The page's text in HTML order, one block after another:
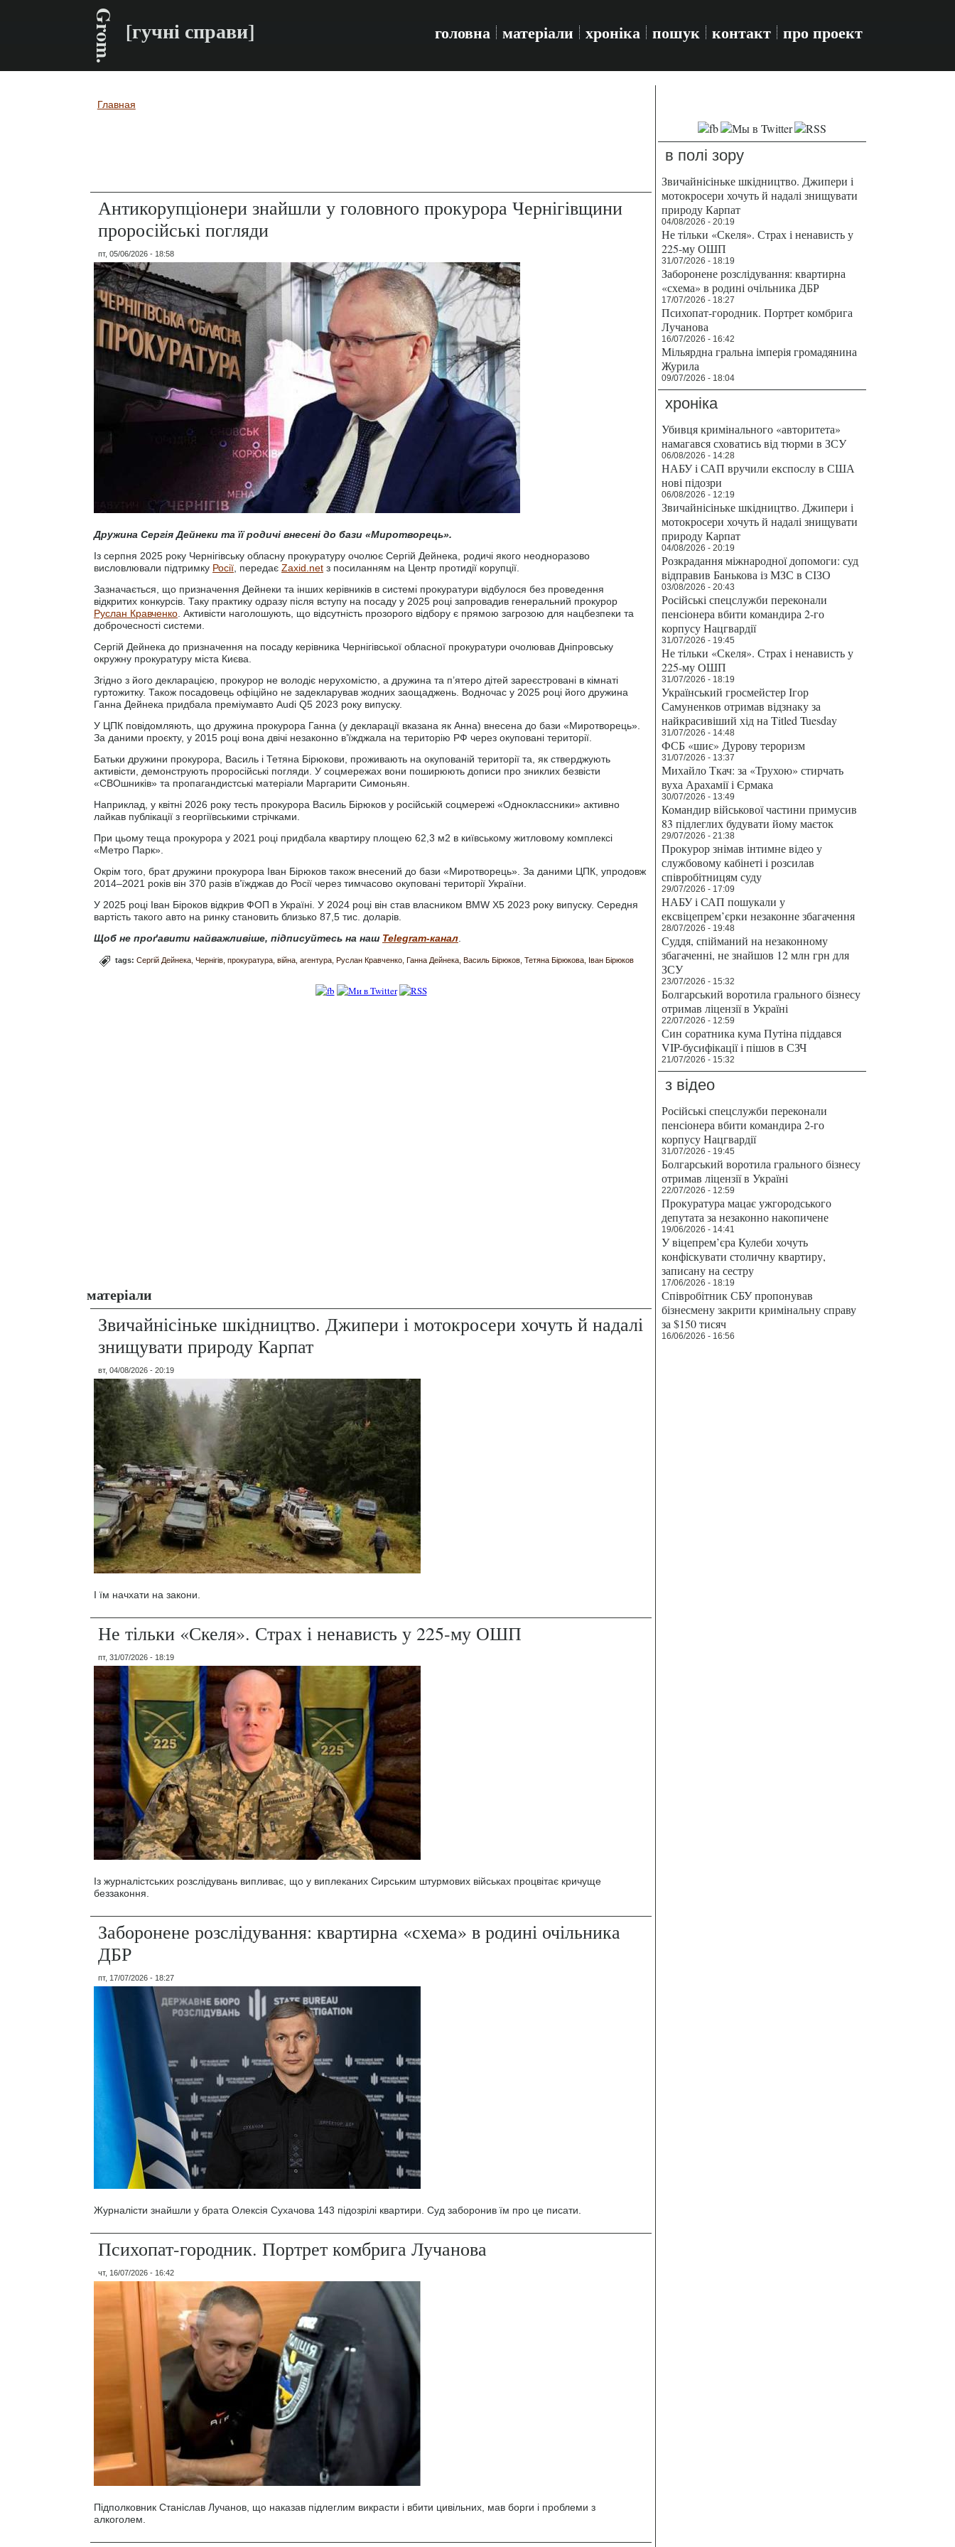
Grom. [гучні справи] головна матеріали хроніка пошук контакт про проект
Вы здесь
Главная
Антикорупціонери знайшли у головного прокурора Чернігівщини
проросійські погляди
пт, 05/06/2026 - 18:58
Дружина Сергія Дейнеки та її родичі внесені до бази «Миротворець».
Із серпня 2025 року Чернігівську обласну прокуратуру очолює Сергій Дейнека, родичі якого неодноразово
висловлювали підтримку Росії , передає Zaxid.net з посиланням на Центр протидії корупції.
Зазначається, що призначення Дейнеки та інших керівників в системі прокуратури відбулося без проведення
відкритих конкурсів. Таку практику одразу після вступу на посаду у 2025 році запровадив генеральний прокурор
Руслан Кравченко . Активісти наголошують, що відсутність прозорого відбору є прямою загрозою для нацбезпеки та
доброчесності системи.
Сергій Дейнека до призначення на посаду керівника Чернігівської обласної прокуратури очолював Дніпровську
окружну прокуратуру міста Києва.
Згідно з його декларацією, прокурор не володіє нерухомістю, а дружина та п’ятеро дітей зареєстровані в кімнаті
гуртожитку. Також посадовець офіційно не задекларував жодних заощаджень. Водночас у 2025 році його дружина
Ганна Дейнека придбала преміумавто Audi Q5 2023 року випуску.
У ЦПК повідомляють, що дружина прокурора Ганна (у декларації вказана як Анна) внесена до бази «Миротворець».
За даними проєкту, у 2015 році вона двічі незаконно в’їжджала на територію РФ через окуповані території.
Батьки дружини прокурора, Василь і Тетяна Бірюкови, проживають на окупованій території та, як стверджують
активісти, демонструють проросійські погляди. У соцмережах вони поширюють дописи про зниклих безвісти
«СВОшників» та пропагандистські матеріали Маргарити Симоньян.
Наприклад, у квітні 2026 року тесть прокурора Василь Бірюков у російській соцмережі «Одноклассники» активно
лайкав публікації з георгіївськими стрічками.
При цьому теща прокурора у 2021 році придбала квартиру площею 62,3 м2 в київському житловому комплексі
«Метро Парк».
Окрім того, брат дружини прокурора Іван Бірюков також внесений до бази «Миротворець». За даними ЦПК, упродовж
2014–2021 років він 370 разів в’їжджав до Росії через тимчасово окуповані території України.
У 2025 році Іван Біроков відкрив ФОП в Україні. У 2024 році він став власником BMW X5 2023 року випуску. Середня
вартість такого авто на ринку становить близько 87,5 тис. доларів.
Щоб не проґавити найважливіше, підписуйтесь на наш Telegram-канал
tags: Сергій Дейнека Чернігів прокуратура війна агентура Руслан Кравченко Ганна Дейнека Василь Бірюков Тетяна Бірюкова Іван Бірюков
матеріали
Звичайнісіньке шкідництво. Джипери і мотокросери хочуть й надалі
знищувати природу Карпат
вт, 04/08/2026 - 20:19
І їм начхати на закони.
Не тільки «Скеля». Страх і ненависть у 225-му ОШП
пт, 31/07/2026 - 18:19
Із журналістських розслідувань випливає, що у виплеканих Сирським штурмових військах процвітає кричуще
беззаконня.
Заборонене розслідування: квартирна «схема» в родині очільника
ДБР
пт, 17/07/2026 - 18:27
Журналісти знайшли у брата Олексія Сухачова 143 підозрілі квартири. Суд заборонив їм про це писати.
Психопат-городник. Портрет комбрига Лучанова
чт, 16/07/2026 - 16:42
Підполковник Станіслав Лучанов, що наказав підлеглим викрасти і вбити цивільних, мав борги і проблеми з
алкоголем.
в полі зору
Звичайнісіньке шкідництво. Джипери і
мотокросери хочуть й надалі знищувати
природу Карпат
04/08/2026 - 20:19
Не тільки «Скеля». Страх і ненависть у
225-му ОШП
31/07/2026 - 18:19
Заборонене розслідування: квартирна
«схема» в родині очільника ДБР
17/07/2026 - 18:27
Психопат-городник. Портрет комбрига
Лучанова
16/07/2026 - 16:42
Мільярдна гральна імперія громадянина
Журила
09/07/2026 - 18:04
хроніка
Убивця кримінального «авторитета»
намагався сховатись від тюрми в ЗСУ
06/08/2026 - 14:28
НАБУ і САП вручили експослу в США
нові підозри
06/08/2026 - 12:19
Звичайнісіньке шкідництво. Джипери і
мотокросери хочуть й надалі знищувати
природу Карпат
04/08/2026 - 20:19
Розкрадання міжнародної допомоги: суд
відправив Банькова із МЗС в СІЗО
03/08/2026 - 20:43
Російські спецслужби переконали
пенсіонера вбити командира 2-го
корпусу Нацгвардії
31/07/2026 - 19:45
Не тільки «Скеля». Страх і ненависть у
225-му ОШП
31/07/2026 - 18:19
Український гросмейстер Ігор
Самуненков отримав відзнаку за
найкрасивіший хід на Titled Tuesday
31/07/2026 - 14:48
ФСБ «шиє» Дурову тероризм
31/07/2026 - 13:37
Михайло Ткач: за «Трухою» стирчать
вуха Арахамії і Єрмака
30/07/2026 - 13:49
Командир військової частини примусив
83 підлеглих будувати йому маєток
29/07/2026 - 21:38
Прокурор знімав інтимне відео у
службовому кабінеті і розсилав
співробітницям суду
29/07/2026 - 17:09
НАБУ і САП пошукали у
ексвіцепрем’єрки незаконне збагачення
28/07/2026 - 19:48
Суддя, спійманий на незаконному
збагаченні, не знайшов 12 млн грн для
ЗСУ
23/07/2026 - 15:32
Болгарський воротила грального бізнесу
отримав ліцензії в Україні
22/07/2026 - 12:59
Син соратника кума Путіна піддався
VIP-бусифікації і пішов в СЗЧ
21/07/2026 - 15:32
з відео
Російські спецслужби переконали
пенсіонера вбити командира 2-го
корпусу Нацгвардії
31/07/2026 - 19:45
Болгарський воротила грального бізнесу
отримав ліцензії в Україні
22/07/2026 - 12:59
Прокуратура мацає ужгородського
депутата за незаконно накопичене
19/06/2026 - 14:41
У віцепрем’єра Кулеби хочуть
конфіскувати столичну квартиру,
записану на сестру
17/06/2026 - 18:19
Співробітник СБУ пропонував
бізнесмену закрити кримінальну справу
за $150 тисяч
16/06/2026 - 16:56